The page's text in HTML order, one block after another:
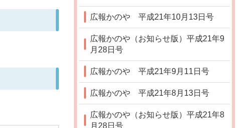
広報かのや 平成21年10月13日号
広報かのや（お知らせ版）平成21年9
月28日号
広報かのや 平成21年9月11日号
広報かのや 平成21年8月13日号
広報かのや（お知らせ版）平成21年8
月28日号